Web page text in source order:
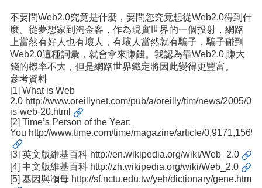
不要問Web2.0究竟是什麼，要問您究竟想從Web2.0得到什
麼。從夢想家到淘金客，作為現實世界的一個投射，網路
上當然有好人也有壞人，有壞人當然就有騙子，騙子碰到
Web2.0這種詞彙，就會拿來賺錢。我認為靠Web2.0 賺大
錢的機率不大，但是網路世界鐵定將因此變得更豐富。
參考資料
[1] What is Web
2.0 http://www.oreillynet.com/pub/a/oreilly/tim/news/2005/09/
is-web-20.html
[2] Time’s Person of the Year:
You http://www.time.com/time/magazine/article/
[3] 英文版維基百科 http://en.wikipedia.org/wiki/Web_2.0
[4] 中文版維基百科 http://zh.wikipedia.org/wiki/Web_2.0
[5] 基因與瀰母 http://sf.nctu.edu.tw/yeh/dictionary/gene.htm